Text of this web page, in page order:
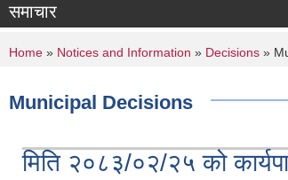
समाचार
You are here
Home » Notices and Information » Decisions »
Municipal Decisions
मिति २०८३/०२/२५ को